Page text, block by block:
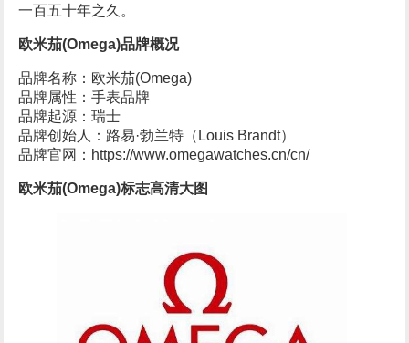
一百五十年之久。
欧米茄(Omega)品牌概况
品牌名称：欧米茄(Omega)
品牌属性：手表品牌
品牌起源：瑞士
品牌创始人：路易·勃兰特（Louis Brandt）
品牌官网：https://www.omegawatches.cn/cn/
欧米茄(Omega)标志高清大图